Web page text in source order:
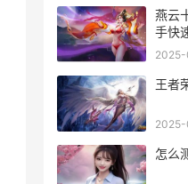
燕云
手快
王者
怎么